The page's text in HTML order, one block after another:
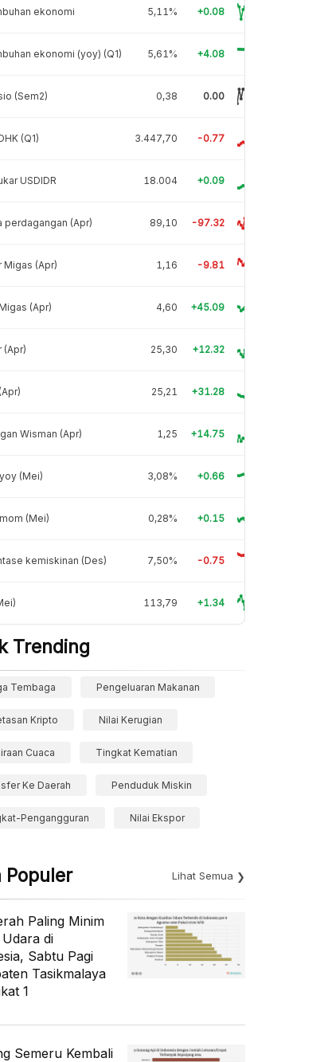
ekonomi 5,11% +0.08
ekonomi (yoy) (Q1) 5,61% +4.08
(Sem2) 0,38 0.00
(Q1) 3.447,70 -0.77
USDIDR 18.004 +0.09
perdagangan (Apr) 89,10 -97.32
Migas (Apr) 1,16 -9.81
(Apr) 4,60 +45.09
(Apr) 25,30 +12.32
25,21 +31.28
Wisman (Apr) 1,25 +14.75
(Mei) 3,08% +0.66
(Mei) 0,28% +0.15
kemiskinan (Des) 7,50% -0.75
113,79 +1.34
Trending
Tembaga Pengeluaran Makanan
Kripto Nilai Kerugian
Cuaca Tingkat Kematian
Ke Daerah Penduduk Miskin
Pengangguran Nilai Ekspor
Populer Lihat Semua
Paling Minim
di
Sabtu Pagi
Tasikmalaya
1
Semeru Kembali